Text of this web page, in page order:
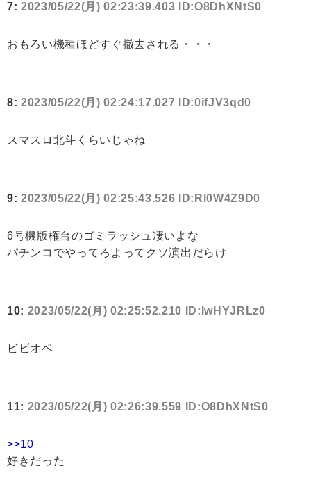
7: 2023/05/22(月) 02:23:39.403 ID:O8DhXNtS0
おもろい機種ほどすぐ撤去される・・・
8: 2023/05/22(月) 02:24:17.027 ID:0ifJV3qd0
スマスロ北斗くらいじゃね
9: 2023/05/22(月) 02:25:43.526 ID:Rl0W4Z9D0
6号機版権台のゴミラッシュ凄いよな
パチンコでやってろよってクソ演出だらけ
10: 2023/05/22(月) 02:25:52.210 ID:IwHYJRLz0
ビビオペ
11: 2023/05/22(月) 02:26:39.559 ID:O8DhXNtS0
>>10
好きだった